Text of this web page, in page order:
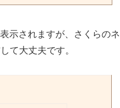
示されますが、さくらの
て大丈夫です。